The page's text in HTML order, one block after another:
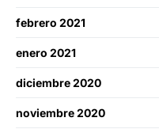
febrero 2021
enero 2021
diciembre 2020
noviembre 2020